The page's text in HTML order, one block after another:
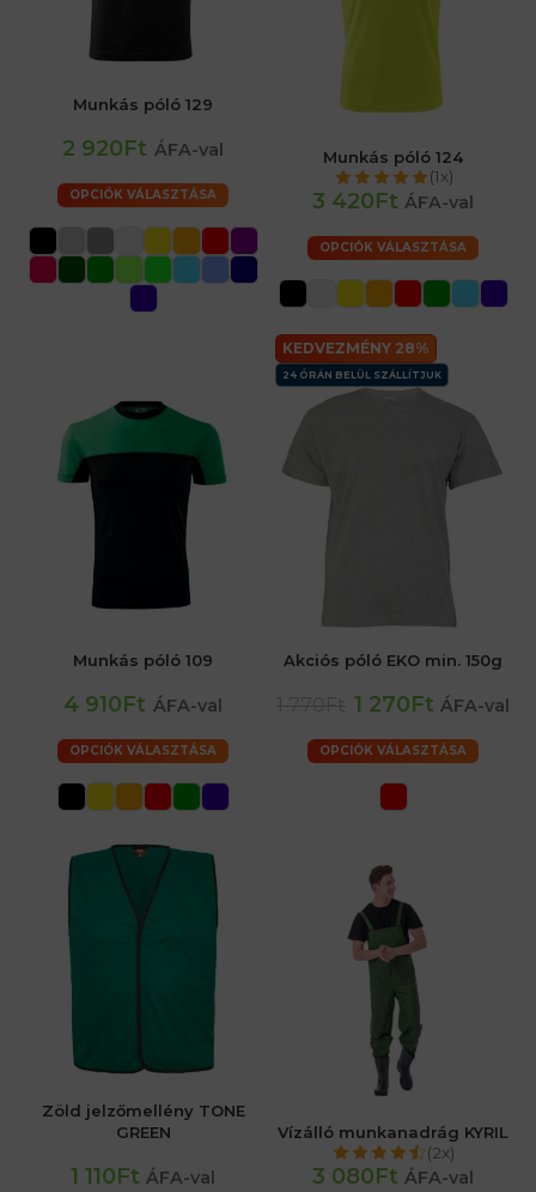
Munkás póló 129
2 920Ft ÁFA-val
OPCIÓK VÁLASZTÁSA
Munkás póló 124
(1x)
3 420Ft ÁFA-val
OPCIÓK VÁLASZTÁSA
Munkás póló 109
4 910Ft ÁFA-val
OPCIÓK VÁLASZTÁSA
KEDVEZMÉNY 28%
24 ÓRÁN BELÜL SZÁLLÍTJUK
Akciós póló EKO min. 150g
1 270Ft ÁFA-val
OPCIÓK VÁLASZTÁSA
Zöld jelzőmellény TONE
GREEN
1 110Ft ÁFA-val
Vízálló munkanadrág KYRIL
(2x)
3 080Ft ÁFA-val